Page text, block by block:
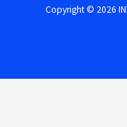
Copyright © 2026